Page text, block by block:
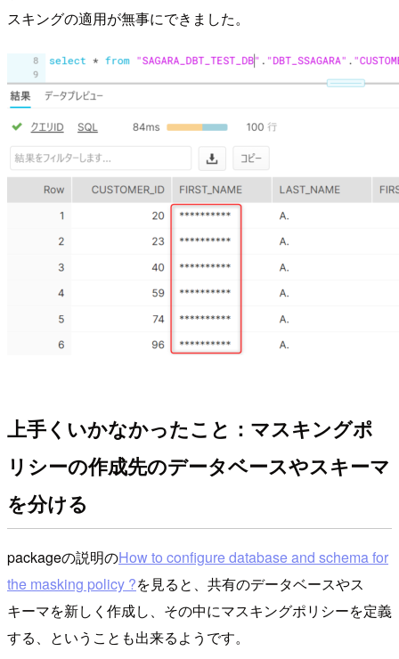
スキングの適用が無事にできました。
上手くいかなかったこと：マスキングポ
リシーの作成先のデータベースやスキーマ
を分ける
packageの説明のHow to configure database and schema for
the masking policy ?を見ると、共有のデータベースやス
キーマを新しく作成し、その中にマスキングポリシーを定義
する、ということも出来るようです。